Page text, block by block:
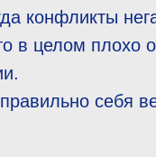
конфликты
в целом плохо
себя